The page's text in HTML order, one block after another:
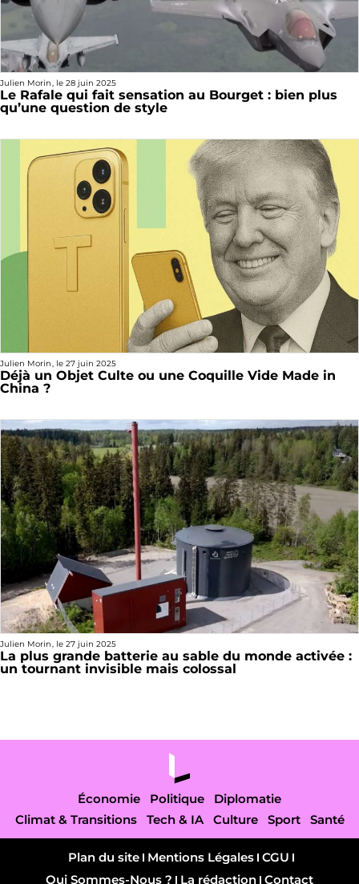
Julien Morin, le 28 juin 2025
Le Rafale qui fait sensation au Bourget : bien plus
qu’une question de style
Julien Morin, le 27 juin 2025
Déjà un Objet Culte ou une Coquille Vide Made in
China ?
Julien Morin, le 27 juin 2025
La plus grande batterie au sable du monde activée :
un tournant invisible mais colossal
Économie Politique
Diplomatie
Climat & Transitions
Tech & IA Culture Sport Santé
Plan du site Mentions Légales CGU
Qui Sommes-Nous ?
La rédaction Contact